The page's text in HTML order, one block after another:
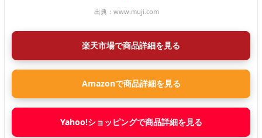
出典： www.muji.com
楽天市場で商品詳細を見る
Amazonで商品詳細を見る
Yahoo!ショッピングで商品詳細を見る